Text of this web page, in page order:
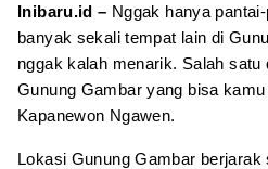
Inibaru.id – Nggak hanya
banyak sekali tempat lain di
nggak kalah menarik. Salah satu
Gunung Gambar yang bisa
Kapanewon Ngawen.
Lokasi Gunung Gambar